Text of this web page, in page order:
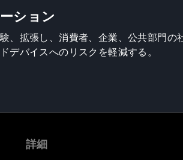
ション
、拡張し、消費者、企業、公共部門の
デバイスへのリスクを軽減する。
詳細